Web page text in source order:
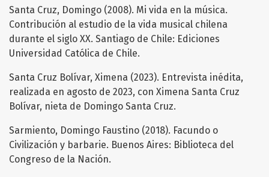
Santa Cruz, Domingo (2008). Mi vida en la música.
Contribución al estudio de la vida musical chilena
durante el siglo XX. Santiago de Chile: Ediciones
Universidad Católica de Chile.
Santa Cruz Bolívar, Ximena (2023). Entrevista inédita,
realizada en agosto de 2023, con Ximena Santa Cruz
Bolívar, nieta de Domingo Santa Cruz.
Sarmiento, Domingo Faustino (2018). Facundo o
Civilización y barbarie. Buenos Aires: Biblioteca del
Congreso de la Nación.